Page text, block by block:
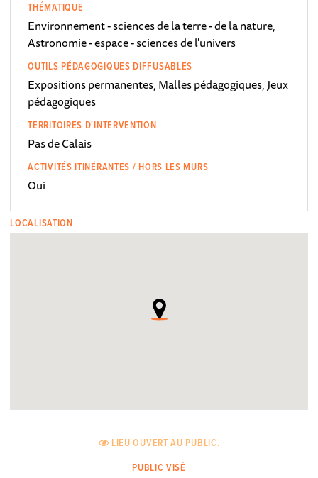
THÉMATIQUE
Environnement - sciences de la terre - de la nature,
Astronomie - espace - sciences de l'univers
OUTILS PÉDAGOGIQUES DIFFUSABLES
Expositions permanentes, Malles pédagogiques, Jeux
pédagogiques
TERRITOIRES D'INTERVENTION
Pas de Calais
ACTIVITÉS ITINÉRANTES / HORS LES MURS
Oui
LOCALISATION
LIEU OUVERT AU PUBLIC.
PUBLIC VISÉ